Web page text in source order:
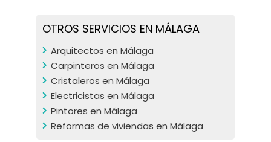
OTROS SERVICIOS EN MÁLAGA
Arquitectos en Málaga
Carpinteros en Málaga
Cristaleros en Málaga
Electricistas en Málaga
Pintores en Málaga
Reformas de viviendas en Málaga